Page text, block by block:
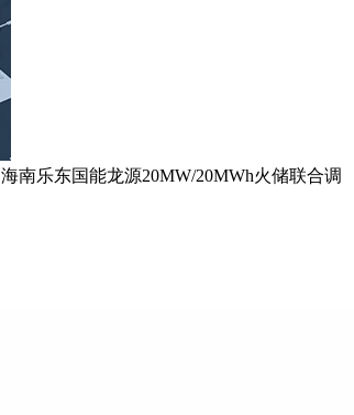
海南乐东国能龙源20MW/20MWh火储联合调